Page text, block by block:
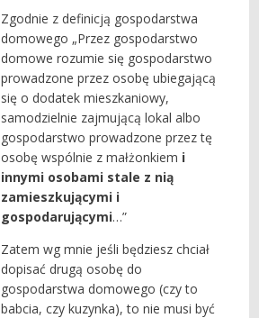
Zgodnie z definicją gospodarstwa
domowego „Przez gospodarstwo
domowe rozumie się gospodarstwo
prowadzone przez osobę ubiegającą
się o dodatek mieszkaniowy,
samodzielnie zajmującą lokal albo
gospodarstwo prowadzone przez tę
osobę wspólnie z małżonkiem i
innymi osobami stale z nią
zamieszkującymi i
gospodarującymi…”
Zatem wg mnie jeśli będziesz chciał
dopisać drugą osobę do
gospodarstwa domowego (czy to
babcia, czy kuzynka), to nie musi być